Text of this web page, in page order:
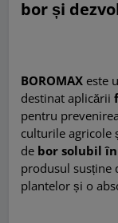
bor și
BOROMAX este
destinat aplicării
pentru
culturile agricole
de bor solubil în
produsul susține
plantelor și o